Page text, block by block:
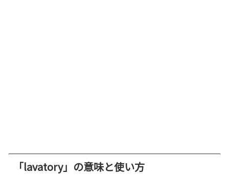
「lavatory」の意味と使い方